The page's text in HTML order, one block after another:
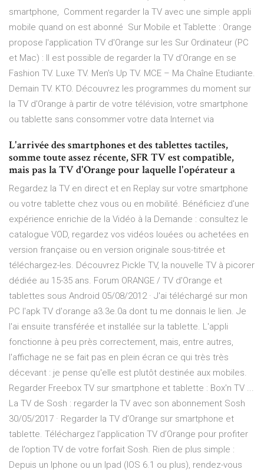
smartphone, Comment regarder la TV avec une simple appli
mobile quand on est abonné Sur Mobile et Tablette : Orange
propose l'application TV d'Orange sur les Sur Ordinateur (PC
et Mac) : Il est possible de regarder la TV d'Orange en se
Fashion TV. Luxe TV. Men's Up TV. MCE – Ma Chaîne Etudiante.
Demain TV. KTO. Découvrez les programmes du moment sur
la TV d'Orange à partir de votre télévision, votre smartphone
ou tablette sans consommer votre data Internet via
L'arrivée des smartphones et des tablettes tactiles,
somme toute assez récente, SFR TV est compatible,
mais pas la TV d'Orange pour laquelle l'opérateur a
Regardez la TV en direct et en Replay sur votre smartphone
ou votre tablette chez vous ou en mobilité. Bénéficiez d'une
expérience enrichie de la Vidéo à la Demande : consultez le
catalogue VOD, regardez vos vidéos louées ou achetées en
version française ou en version originale sous-titrée et
téléchargez-les. Découvrez Pickle TV, la nouvelle TV à picorer
dédiée au 15-35 ans. Forum ORANGE / TV d'Orange et
tablettes sous Android 05/08/2012 · J'ai téléchargé sur mon
PC l'apk TV d'orange a3.3e.0a dont tu me donnais le lien. Je
l'ai ensuite transférée et installée sur la tablette. L'appli
fonctionne à peu près correctement, mais, entre autres,
l'affichage ne se fait pas en plein écran ce qui très très
décevant : je pense qu'elle est plutôt destinée aux mobiles.
Regarder Freebox TV sur smartphone et tablette : Box'n TV ...
La TV de Sosh : regarder la TV avec son abonnement Sosh
30/05/2017 · Regarder la TV d’Orange sur smartphone et
tablette. Téléchargez l’application TV d’Orange pour profiter
de l’option TV de votre forfait Sosh. Rien de plus simple :
Depuis un Iphone ou un Ipad (IOS 6.1 ou plus), rendez-vous